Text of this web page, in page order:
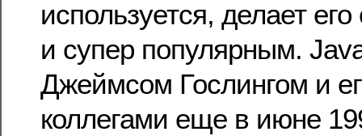
используется, делает
и супер популярным.
Джеймсом Гослингом и
коллегами еще в июне